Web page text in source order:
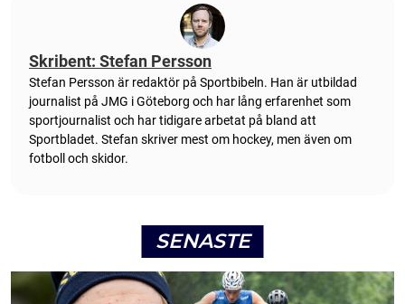
Skribent: Stefan Persson
Stefan Persson är redaktör på Sportbibeln. Han är utbildad
journalist på JMG i Göteborg och har lång erfarenhet som
sportjournalist och har tidigare arbetat på bland att
Sportbladet. Stefan skriver mest om hockey, men även om
fotboll och skidor.
SENASTE